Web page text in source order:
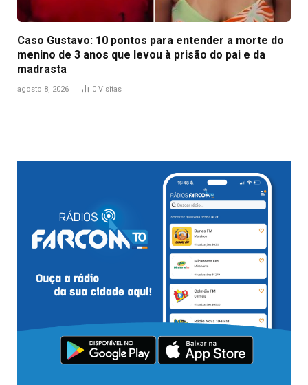
Caso Gustavo: 10 pontos para entender a morte do
menino de 3 anos que levou à prisão do pai e da
madrasta
agosto 8, 2026 0 Visitas